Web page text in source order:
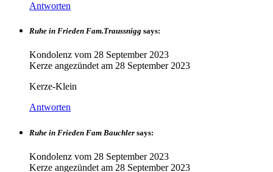
Antworten
Ruhe in Frieden Fam.Traussnigg says:
Kondolenz vom 28 September 2023
Kerze angezündet am 28 September 2023
Kerze-Klein
Antworten
Ruhe in Frieden Fam Bauchler says:
Kondolenz vom 28 September 2023
Kerze angezündet am 28 September 2023